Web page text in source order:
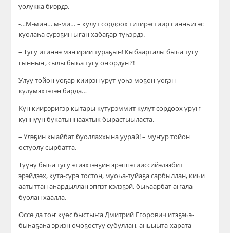
уолукка биэрдэ.
-…М-мин… м-ми… – кулут сордоох титирэстиир синньигэс
куолаһа сүрэҕин ыган хабаҕар түһэрдэ.
– Тугу итиннэ мэҥирии тураҕын! Кыбаарталы быһа тугу
гынныҥ, сылы быһа тугу оҥордуҥ?!
Улуу тойон уоҕар киирэн үрүт-үөһэ мөҕөн-үөҕэн
күлүмэхтэтэн барда…
Күн киирэригэр кытары күтүрэммит кулут сордоох үрүҥ
күннүүн букатыннаахтык бырастыыласта.
– Үлэҕин кыайбат буоллаххына уурай! – муҥур тойон
остуолу сырбатта.
Түүнү быһа тугу этиэхтээҕин эрэппэтииссийэлээбит
эрэйдээх, кута-сүрэ тостон, муоһа-туйаҕа сарбыллан, киһи
аатыттан аһардыллан эппэт кэлэҕэй, быһаарбат аҥала
буолан хаалла.
Өссө да тоҥ күөс быстыҥа Дмитрий Егорович итэҕэһэ-
быһаҕаһа эриэн очоҕостуу субуллан, аньыыта-харата